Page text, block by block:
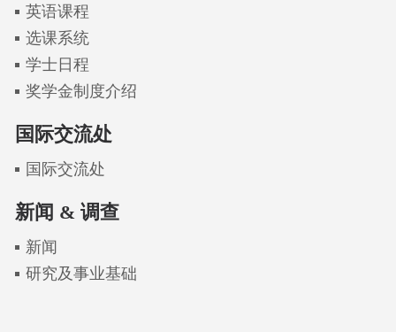
英语课程
选课系统
学士日程
奖学金制度介绍
国际交流处
国际交流处
新闻 & 调查
新闻
研究及事业基础